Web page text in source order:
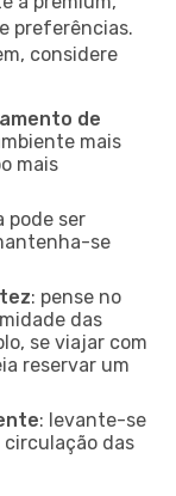
preferências.
considere
de
mais
mais
pode ser
se
: pense no
das
se viajar com
reservar um
: levante-se
das